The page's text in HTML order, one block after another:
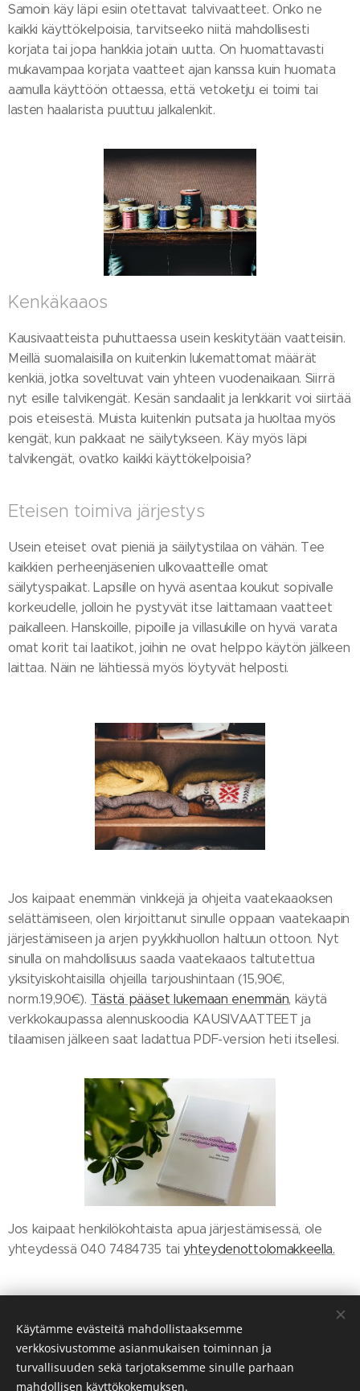
Samoin käy läpi esiin otettavat talvivaatteet. Onko ne
kaikki käyttökelpoisia, tarvitseeko niitä mahdollisesti
korjata tai jopa hankkia jotain uutta. On huomattavasti
mukavampaa korjata vaatteet ajan kanssa kuin huomata
aamulla käyttöön ottaessa, että vetoketju ei toimi tai
lasten haalarista puuttuu jalkalenkit.
Kenkäkaaos
Kausivaatteista puhuttaessa usein keskitytään vaatteisiin.
Meillä suomalaisilla on kuitenkin lukemattomat määrät
kenkiä, jotka soveltuvat vain yhteen vuodenaikaan. Siirrä
nyt esille talvikengät. Kesän sandaalit ja lenkkarit voi siirtää
pois eteisestä. Muista kuitenkin putsata ja huoltaa myös
kengät, kun pakkaat ne säilytykseen. Käy myös läpi
talvikengät, ovatko kaikki käyttökelpoisia?
Eteisen toimiva järjestys
Usein eteiset ovat pieniä ja säilytystilaa on vähän. Tee
kaikkien perheenjäsenien ulkovaatteille omat
säilytyspaikat. Lapsille on hyvä asentaa koukut sopivalle
korkeudelle, jolloin he pystyvät itse laittamaan vaatteet
paikalleen. Hanskoille, pipoille ja villasukille on hyvä varata
omat korit tai laatikot, joihin ne ovat helppo käytön jälkeen
laittaa. Näin ne lähtiessä myös löytyvät helposti.
Jos kaipaat enemmän vinkkejä ja ohjeita vaatekaaoksen
selättämiseen, olen kirjoittanut sinulle oppaan vaatekaapin
järjestämiseen ja arjen pyykkihuollon haltuun ottoon. Nyt
sinulla on mahdollisuus saada vaatekaaos taltutettua
yksityiskohtaisilla ohjeilla tarjoushintaan (15,90€,
norm.19,90€). Tästä pääset lukemaan enemmän, käytä
verkkokaupassa alennuskoodia KAUSIVAATTEET ja
tilaamisen jälkeen saat ladattua PDF-version heti itsellesi.
Jos kaipaat henkilökohtaista apua järjestämisessä, ole
yhteydessä 040 7484735 taiyhteydenottolomakkeella.
Share
Käytämme evästeitä mahdollistaaksemme
verkkosivustomme asianmukaisen toiminnan ja
turvallisuuden sekä tarjotaksemme sinulle parhaan
mahdollisen käyttökokemuksen.